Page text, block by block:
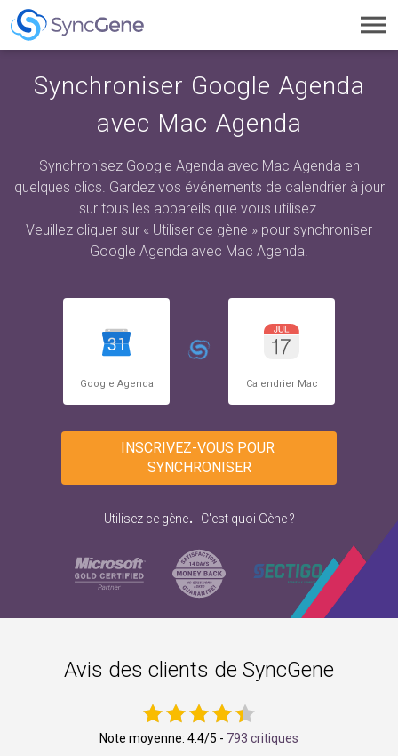
Synchroniser Google Agenda
avec Mac Agenda
Synchronisez Google Agenda avec Mac Agenda en
quelques clics. Gardez vos événements de calendrier à jour
sur tous les appareils que vous utilisez.
Veuillez cliquer sur « Utiliser ce gène » pour synchroniser
Google Agenda avec Mac Agenda.
Google Agenda Calendrier Mac
INSCRIVEZ-VOUS POUR
SYNCHRONISER
Utilisez ce gène. C'est quoi Gène ?
Avis des clients de SyncGene
Note moyenne: 4.4/5 - 793 critiques